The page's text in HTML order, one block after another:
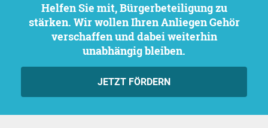
Helfen Sie mit, Bürgerbeteiligung zu
stärken. Wir wollen Ihren Anliegen Gehör
verschaffen und dabei weiterhin
unabhängig bleiben.
JETZT FÖRDERN